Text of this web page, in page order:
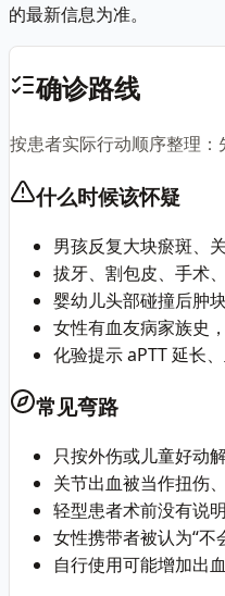
的最新信息为准。
确诊路线
按患者实际行动顺序整理
什么时候该怀疑
男孩反复大块瘀斑、
拔牙、割包皮、手术
婴幼儿头部碰撞后肿
女性有血友病家族史
化验提示 aPTT 延长
常见弯路
只按外伤或儿童好动
关节出血被当作扭伤
轻型患者术前没有说
女性携带者被认为“不
自行使用可能增加出